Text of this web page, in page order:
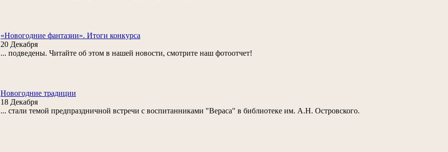
«Новогодние фантазии». Итоги конкурса
20 Декабря
... подведены. Читайте об этом в нашей новости, смотрите наш фотоотчет!
Новогодние традиции
18 Декабря
... стали темой предпраздничной встречи с воспитанниками "Вераса" в библиотеке им. А.Н. Островского.